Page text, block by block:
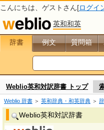
こんにちは、 ゲスト さん[ログイ
英和和英
辞書 例文 質問箱
Weblio英和対訳辞書 トップ
Weblio 辞書 ＞ 英和辞典・和英辞典 ＞
Weblio英和対訳辞書